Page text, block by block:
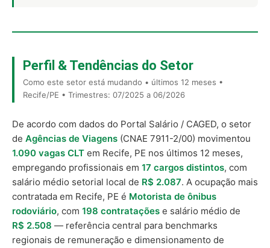
Perfil & Tendências do Setor
Como este setor está mudando • últimos 12 meses •
Recife/PE • Trimestres: 07/2025 a 06/2026
De acordo com dados do Portal Salário / CAGED, o setor
de Agências de Viagens (CNAE 7911-2/00) movimentou
1.090 vagas CLT em Recife, PE nos últimos 12 meses,
empregando profissionais em 17 cargos distintos, com
salário médio setorial local de R$ 2.087. A ocupação mais
contratada em Recife, PE é Motorista de ônibus
rodoviário, com 198 contratações e salário médio de
R$ 2.508 — referência central para benchmarks
regionais de remuneração e dimensionamento de